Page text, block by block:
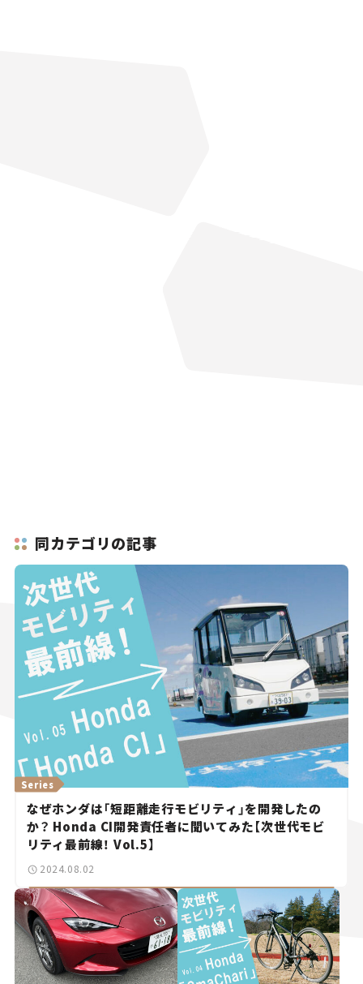
同カテゴリの記事
なぜホンダは「短距離走行モビリティ」を開発したの
か？ Honda CI開発責任者に聞いてみた【次世代モビ
リティ最前線！ Vol.5】
Series
2024.08.02